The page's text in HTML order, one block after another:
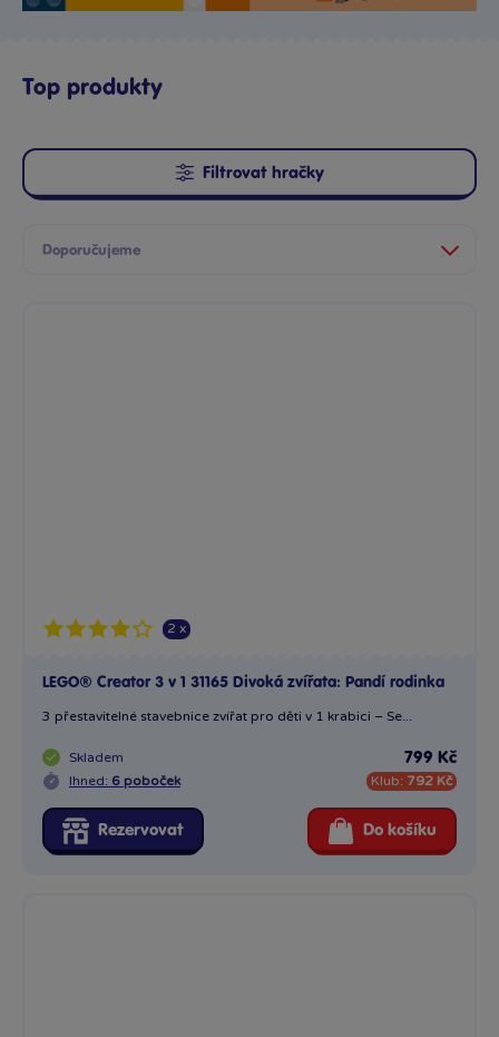
Top produkty
Filtrovat hračky
2 x
LEGO® Creator 3 v 1 31165 Divoká zvířata: Pandí rodinka
3 přestavitelné stavebnice zvířat pro děti v 1 krabici – Se...
Skladem
Ihned: 6 poboček
799 Kč
Klub: 792 Kč
Rezervovat Do košíku